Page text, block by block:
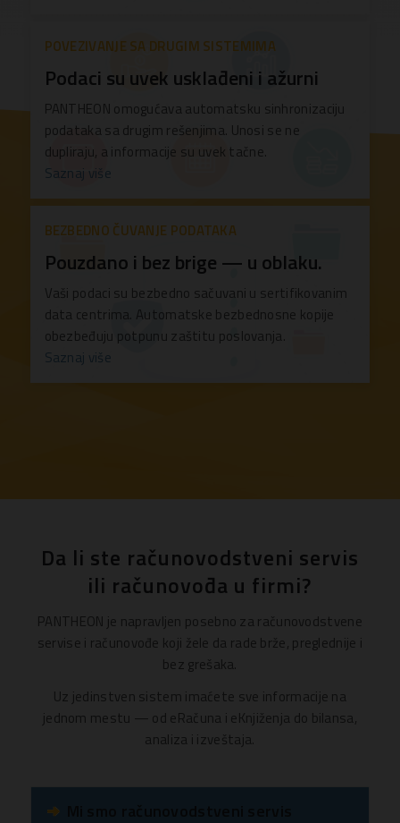
POVEZIVANJE SA DRUGIM SISTEMIMA
Podaci su uvek usklađeni i ažurni
PANTHEON omogućava automatsku sinhronizaciju
podataka sa drugim rešenjima. Unosi se ne
dupliraju, a informacije su uvek tačne.
Saznaj više
BEZBEDNO ČUVANJE PODATAKA
Pouzdano i bez brige — u oblaku.
Vaši podaci su bezbedno sačuvani u sertifikovanim
data centrima. Automatske bezbednosne kopije
obezbeđuju potpunu zaštitu poslovanja.
Saznaj više
Da li ste računovodstveni servis
ili računovođa u firmi?
PANTHEON je napravljen posebno za računovodstvene
servise i računovođe koji žele da rade brže, preglednije i
bez grešaka.
Uz jedinstven sistem imaćete sve informacije na
jednom mestu — od eRačuna i eKnjiženja do bilansa,
analiza i izveštaja.